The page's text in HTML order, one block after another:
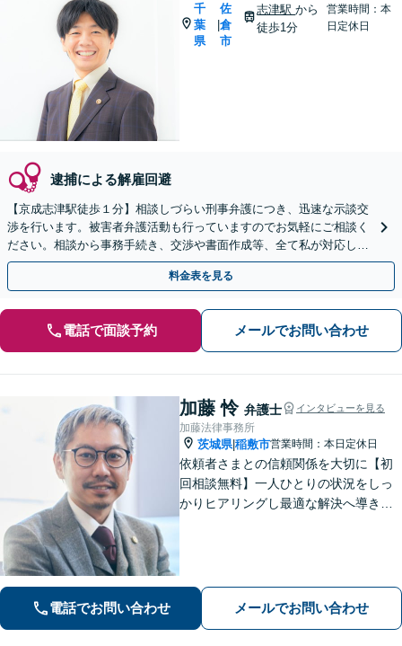
千
葉
県
佐
倉
市
志津駅から
徒歩1分
営業時間：本
日定休日
逮捕による解雇回避
【京成志津駅徒歩１分】相談しづらい刑事弁護につき、迅速な示談交
渉を行います。被害者弁護活動も行っていますのでお気軽にご相談く
ださい。相談から事務手続き、交渉や書面作成等、全て私が対応しま
す。【オンライン面談】
料金表を見る
電話で面談予約 メールでお問い合わせ
加藤 怜 弁護士 インタビューを見る
加藤法律事務所
茨城県|稲敷市営業時間：本日定休日
依頼者さまとの信頼関係を大切に【初
回相談無料】一人ひとりの状況をしっ
かりヒアリングし最適な解決へ導きま
電話でお問い合わせ メールでお問い合わせ